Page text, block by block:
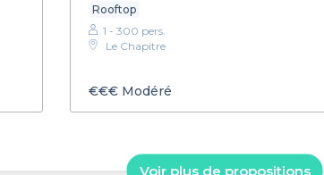
Rooftop
1 - 300 pers.
Le Chapitre
€€€Modéré
Voir plus de propositions